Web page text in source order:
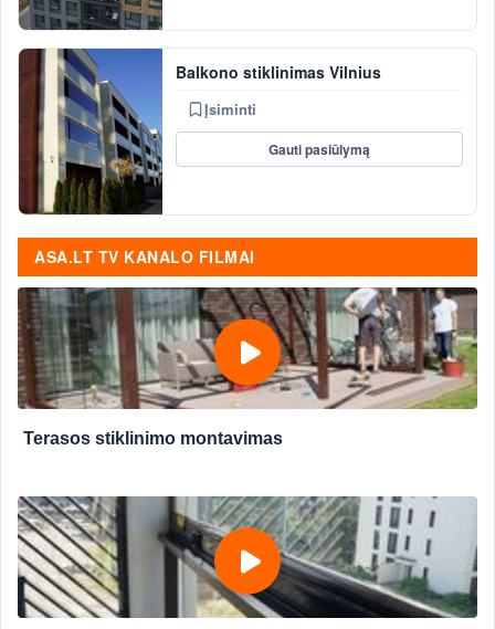
Balkono stiklinimas Vilnius
Įsiminti
Gauti pasiūlymą
ASA.LT TV KANALO FILMAI
Terasos stiklinimo montavimas